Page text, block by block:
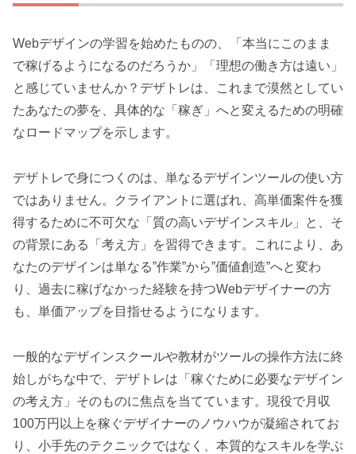
Webデザインの学習を始めたものの、「本当にこのまま
で稼げるようになるのだろうか」「理想の働き方は遠い」
と感じていませんか？デザトレは、これまで漠然としてい
たあなたの夢を、具体的な「稼ぎ」へと変えるための明確
なロードマップを示します。
デザトレで身につくのは、単なるデザインツールの使い方
ではありません。クライアントに選ばれ、高単価案件を獲
得するために不可欠な「質の高いデザインスキル」と、そ
の背景にある「考え方」を習得できます。これにより、あ
なたのデザインは単なる”作業”から”価値創造”へと変わ
り、過去に稼げなかった経験を持つWebデザイナーの方
も、単価アップを目指せるようになります。
一般的なデザインスクールや教材がツールの操作方法に終
始しがちな中で、デザトレは「稼ぐために必要なデザイン
の考え方」そのものに焦点を当てています。現役で月収
100万円以上を稼ぐデザイナーのノウハウが凝縮されてお
り、小手先のテクニックではなく、本質的なスキルを学ぶ